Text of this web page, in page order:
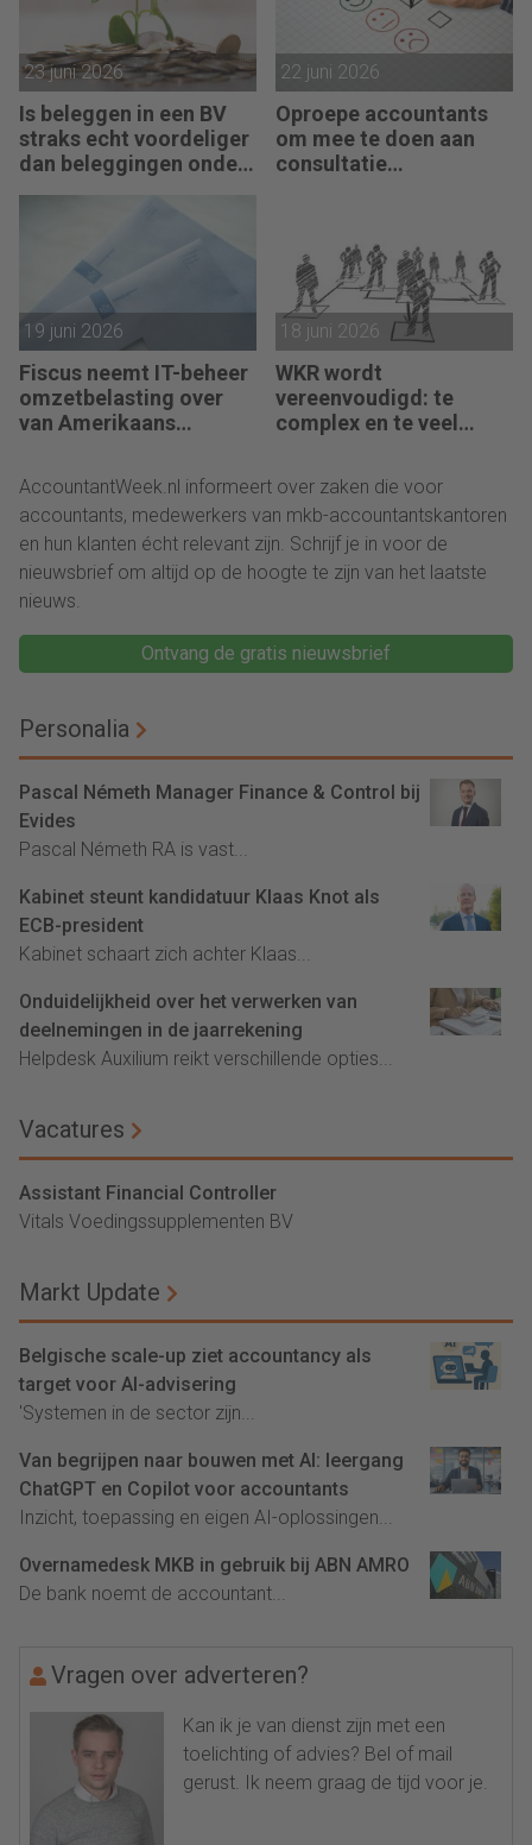
23 juni 2026
Is beleggen in een BV
straks echt voordeliger
dan beleggingen onder
22 juni 2026
Oproepe accountants
om mee te doen aan
consultatie
19 juni 2026
Fiscus neemt IT-beheer
omzetbelasting over
van Amerikaans
18 juni 2026
WKR wordt
vereenvoudigd: te
complex en te veel
AccountantWeek.nl informeert over zaken die voor
accountants, medewerkers van mkb-accountantskantoren
en hun klanten écht relevant zijn. Schrijf je in voor de
nieuwsbrief om altijd op de hoogte te zijn van het laatste
nieuws.
Ontvang de gratis nieuwsbrief
Personalia
Pascal Németh Manager Finance & Control bij
Evides
Pascal Németh RA is vast...
Kabinet steunt kandidatuur Klaas Knot als
ECB-president
Kabinet schaart zich achter Klaas...
Onduidelijkheid over het verwerken van
deelnemingen in de jaarrekening
Helpdesk Auxilium reikt verschillende opties...
Vacatures
Assistant Financial Controller
Vitals Voedingssupplementen BV
Markt Update
Belgische scale-up ziet accountancy als
target voor AI-advisering
'Systemen in de sector zijn...
Van begrijpen naar bouwen met AI: leergang
ChatGPT en Copilot voor accountants
Inzicht, toepassing en eigen AI-oplossingen...
Overnamedesk MKB in gebruik bij ABN AMRO
De bank noemt de accountant...
Vragen over adverteren?
Kan ik je van dienst zijn met een
toelichting of advies? Bel of mail
gerust. Ik neem graag de tijd voor je.